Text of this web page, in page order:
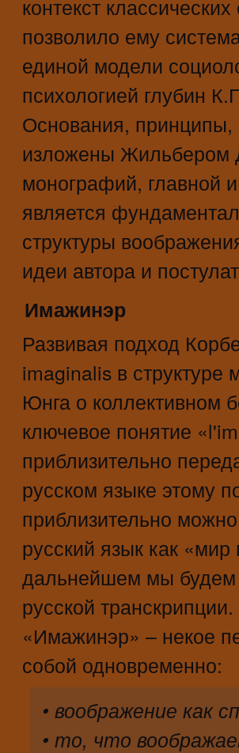
контекст
позволило ему
единой модели
психологией глубин
Основания, принципы,
изложены Жильбером
монографий, главной
является
структуры
идеи автора и
Имажинэр
Развивая подход
imaginalis в
Юнга о коллективном
ключевое понятие
приблизительно
русском языке этому
приблизительно
русский язык как
дальнейшем мы будем
русской транскрипции.
«Имажинэр» – некое
собой одновременно:
• воображение как
• то, что